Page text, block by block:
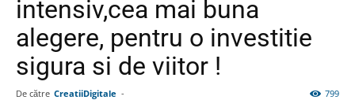
intensiv,cea mai buna
alegere, pentru o investitie
sigura si de viitor !
De către CreatiiDigitale - 799